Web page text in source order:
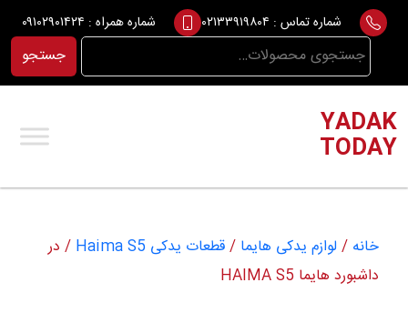
Skip
content
شماره تماس : ۰۲۱۳۳۹۱۹۸۰۴ شماره همراه : ۰۹۱۰۲۹۰۱۴۲۴
جستجو
برای:
جستجو
YADAK
TODAY
خانه / لوازم یدکی هایما /قطعات یدکی Haima S5
/ در
داشبورد هایما HAIMA S5